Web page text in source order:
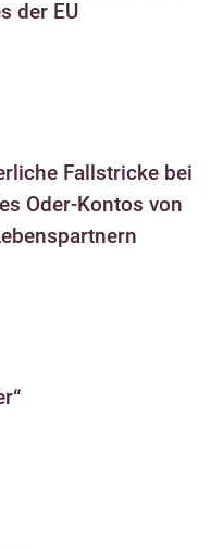
der EU
Fallstricke bei
Oder-Kontos von